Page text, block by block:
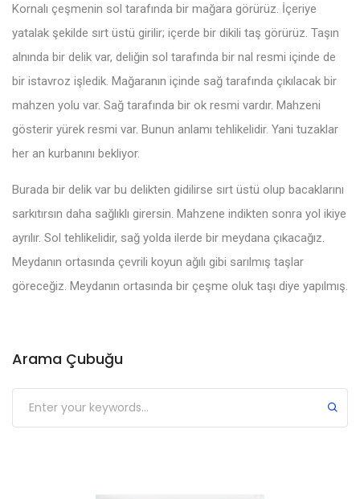
Kornalı çeşmenin sol tarafında bir mağara görürüz. İçeriye
yatalak şekilde sırt üstü girilir; içerde bir dikili taş görürüz. Taşın
alnında bir delik var, deliğin sol tarafında bir nal resmi içinde de
bir istavroz işledik. Mağaranın içinde sağ tarafında çıkılacak bir
mahzen yolu var. Sağ tarafında bir ok resmi vardır. Mahzeni
gösterir yürek resmi var. Bunun anlamı tehlikelidir. Yani tuzaklar
her an kurbanını bekliyor.
Burada bir delik var bu delikten gidilirse sırt üstü olup bacaklarını
sarkıtırsın daha sağlıklı girersin. Mahzene indikten sonra yol ikiye
ayrılır. Sol tehlikelidir, sağ yolda ilerde bir meydana çıkacağız.
Meydanın ortasında çevrili koyun ağılı gibi sarılmış taşlar
göreceğiz. Meydanın ortasında bir çeşme oluk taşı diye yapılmış.
Arama Çubuğu